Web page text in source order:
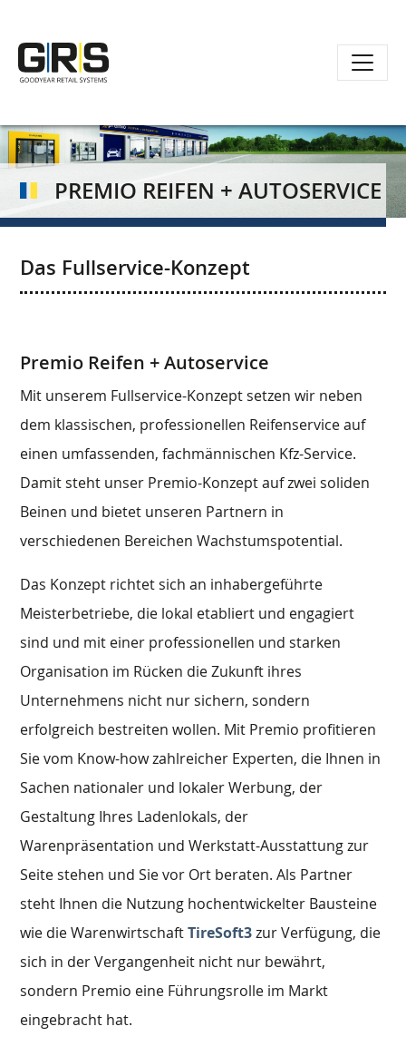
Inhalt
PREMIO REIFEN + AUTOSERVICE
Das Fullservice-Konzept
Premio Reifen + Autoservice
Mit unserem Fullservice-Konzept setzen wir neben
dem klassischen, professionellen Reifenservice auf
einen umfassenden, fachmännischen Kfz-Service.
Damit steht unser Premio-Konzept auf zwei soliden
Beinen und bietet unseren Partnern in
verschiedenen Bereichen Wachstumspotential.
Das Konzept richtet sich an inhabergeführte
Meisterbetriebe, die lokal etabliert und engagiert
sind und mit einer professionellen und starken
Organisation im Rücken die Zukunft ihres
Unternehmens nicht nur sichern, sondern
erfolgreich bestreiten wollen. Mit Premio profitieren
Sie vom Know-how zahlreicher Experten, die Ihnen in
Sachen nationaler und lokaler Werbung, der
Gestaltung Ihres Ladenlokals, der
Warenpräsentation und Werkstatt-Ausstattung zur
Seite stehen und Sie vor Ort beraten. Als Partner
steht Ihnen die Nutzung hochentwickelter Bausteine
wie die WarenwirtschaftTireSoft3zur Verfügung, die
sich in der Vergangenheit nicht nur bewährt,
sondern Premio eine Führungsrolle im Markt
eingebracht hat.